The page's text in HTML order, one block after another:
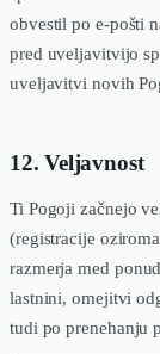
obvestil po e-pošti
pred uveljavitvijo
uveljavitvi novih
12. Veljavnost
Ti Pogoji začnejo
(registracije
razmerja med
lastnini, omejitvi
tudi po prenehanju